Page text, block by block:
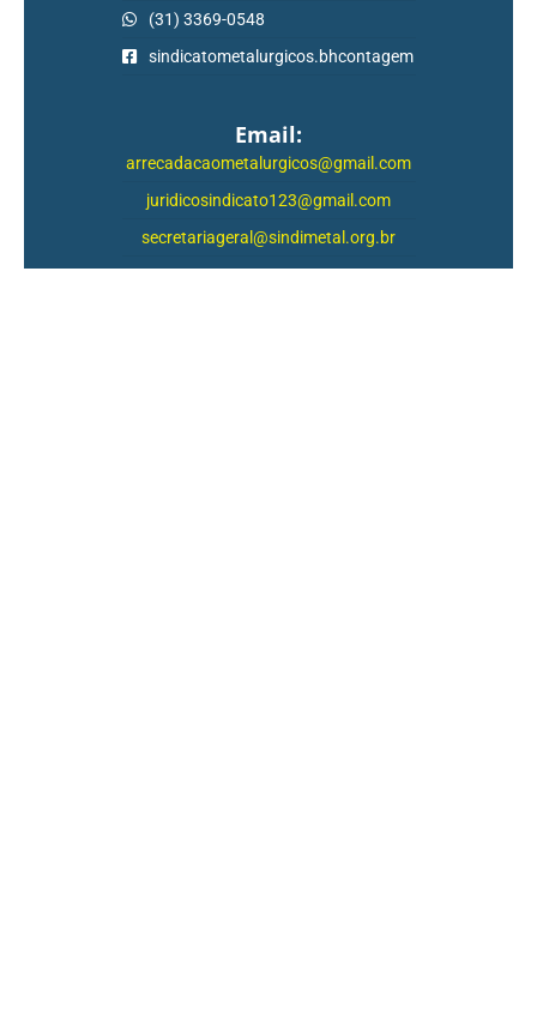
(31) 3369-0548
sindicatometalurgicos.bhcontagem
Email:
arrecadacaometalurgicos@gmail.com
juridicosindicato123@gmail.com
secretariageral@sindimetal.org.br